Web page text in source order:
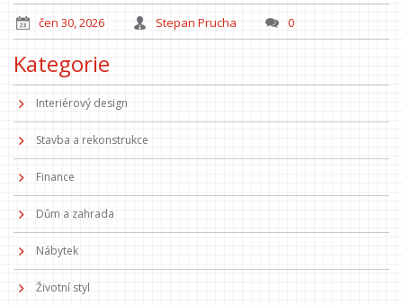
čen 30, 2026 Stepan Prucha 0
Kategorie
Interiérový design
Stavba a rekonstrukce
Finance
Dům a zahrada
Nábytek
Životní styl